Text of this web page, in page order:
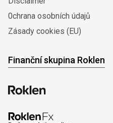
0chrana osobních údajů
Zásady cookies (EU)
Finanční skupina Roklen